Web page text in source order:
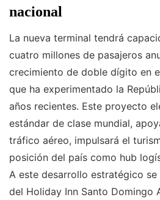
nacional
La nueva terminal tendrá
cuatro millones de pasajeros
crecimiento de doble dígito en
que ha experimentado la
años recientes. Este proyecto
estándar de clase mundial,
tráfico aéreo, impulsará el
posición del país como hub
A este desarrollo estratégico
del Holiday Inn Santo Domingo